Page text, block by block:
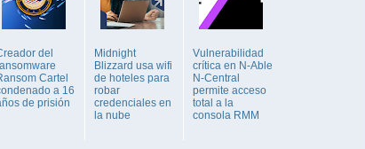
del
Cartel
a 16
de prisión
Midnight
Blizzard usa wifi
de hoteles para
robar
credenciales en
la nube
Vulnerabilidad
crítica en N-Able
N-Central
permite acceso
total a la
consola RMM